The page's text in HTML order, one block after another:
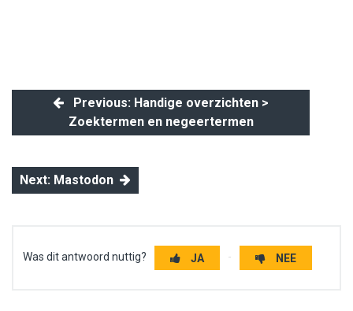
Previous: Handige overzichten >
Zoektermen en negeertermen
Next: Mastodon
Was dit antwoord nuttig? JA NEE